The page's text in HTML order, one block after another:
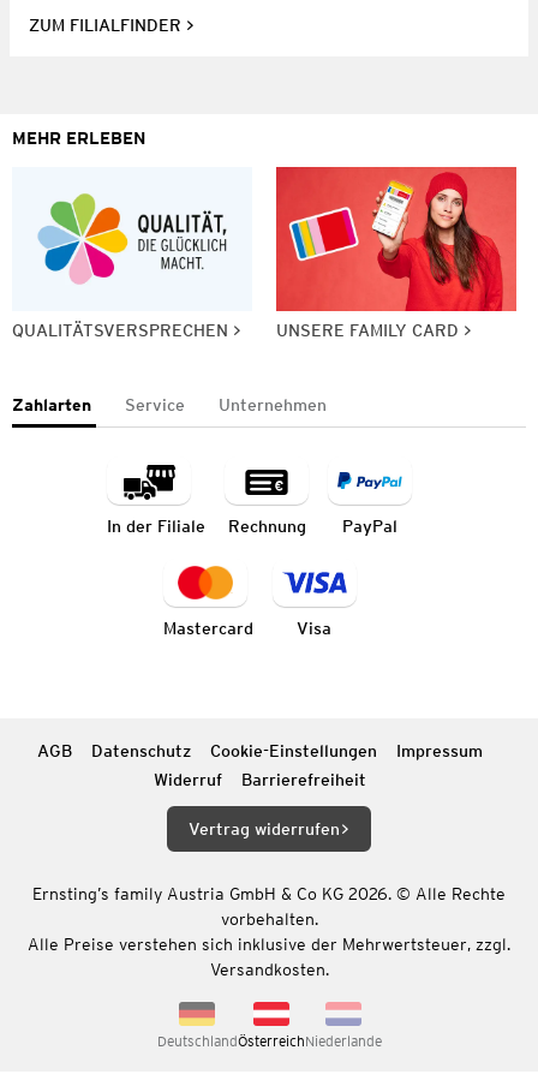
ZUM FILIALFINDER
MEHR ERLEBEN
QUALITÄTSVERSPRECHEN UNSERE FAMILY CARD
Zahlarten Service Unternehmen
In der Filiale Rechnung PayPal
Mastercard Visa
AGB Datenschutz Cookie-Einstellungen
Impressum
Widerruf
Barrierefreiheit
Vertrag widerrufen
Ernsting’s family Austria GmbH & Co KG 2026. © Alle Rechte
vorbehalten.
Alle Preise verstehen sich inklusive der Mehrwertsteuer, zzgl.
Versandkosten.
DeutschlandÖsterreichNiederlande